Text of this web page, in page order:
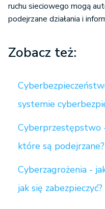
ruchu sieciowego mogą
podejrzane działania i
Zobacz też:
systemie
Cyberprzestępstwo
które są podejrzane?
Cyberzagrożenia -
jak się zabezpieczyć?